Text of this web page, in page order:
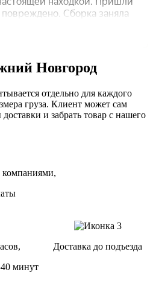
Новгород
отдельно для каждого
груза. Клиент может сам
и забрать товар с нашего
компаниями,
минут
Доставка до подъезда